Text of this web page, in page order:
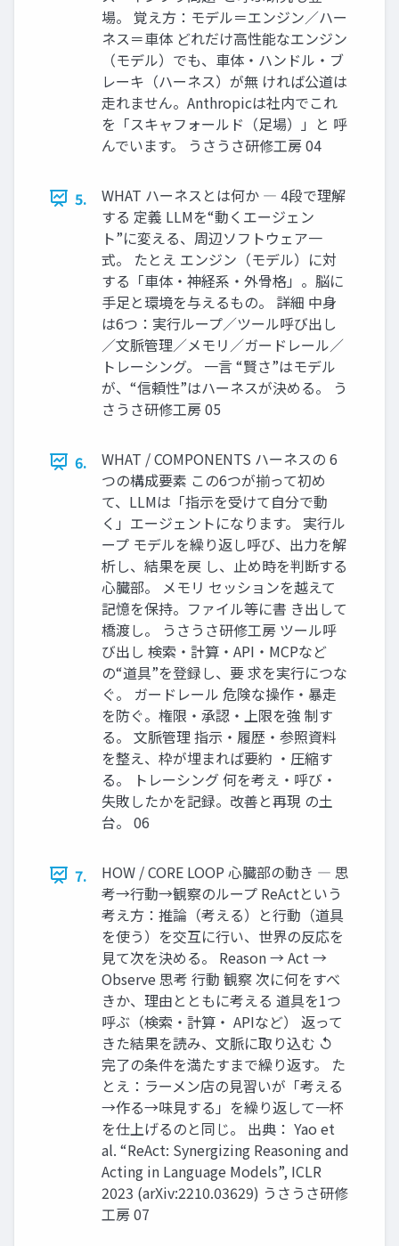
場。 覚え方：モデル＝エンジン／ハー
ネス＝車体 どれだけ高性能なエンジン
（モデル）でも、車体・ハンドル・ブ
レーキ（ハーネス）が無 ければ公道は
走れません。Anthropicは社内でこれ
を「スキャフォールド（足場）」と 呼
んでいます。 うさうさ研修工房 04
5.
WHAT ハーネスとは何か ― 4段で理解
する 定義 LLMを“動くエージェン
ト”に変える、周辺ソフトウェア一
式。 たとえ エンジン（モデル）に対
する「車体・神経系・外骨格」。脳に
手足と環境を与えるもの。 詳細 中身
は6つ：実行ループ／ツール呼び出し
／文脈管理／メモリ／ガードレール／
トレーシング。 一言 “賢さ”はモデル
が、“信頼性”はハーネスが決める。 う
さうさ研修工房 05
6.
WHAT / COMPONENTS ハーネスの 6
つの構成要素 この6つが揃って初め
て、LLMは「指示を受けて自分で動
く」エージェントになります。 実行ル
ープ モデルを繰り返し呼び、出力を解
析し、結果を戻 し、止め時を判断する
心臓部。 メモリ セッションを越えて
記憶を保持。ファイル等に書 き出して
橋渡し。 うさうさ研修工房 ツール呼
び出し 検索・計算・API・MCPなど
の“道具”を登録し、要 求を実行につな
ぐ。 ガードレール 危険な操作・暴走
を防ぐ。権限・承認・上限を強 制す
る。 文脈管理 指示・履歴・参照資料
を整え、枠が埋まれば要約 ・圧縮す
る。 トレーシング 何を考え・呼び・
失敗したかを記録。改善と再現 の土
台。 06
7.
HOW / CORE LOOP 心臓部の動き ― 思
考→行動→観察のループ ReActという
考え方：推論（考える）と行動（道具
を使う）を交互に行い、世界の反応を
見て次を決める。 Reason → Act →
Observe 思考 行動 観察 次に何をすべ
きか、理由とともに考える 道具を1つ
呼ぶ（検索・計算・ APIなど） 返って
きた結果を読み、文脈に取り込む ↺
完了の条件を満たすまで繰り返す。 た
とえ：ラーメン店の見習いが「考える
→作る→味見する」を繰り返して一杯
を仕上げるのと同じ。 出典： Yao et
al. “ReAct: Synergizing Reasoning and
Acting in Language Models”, ICLR
2023 (arXiv:2210.03629) うさうさ研修
工房 07